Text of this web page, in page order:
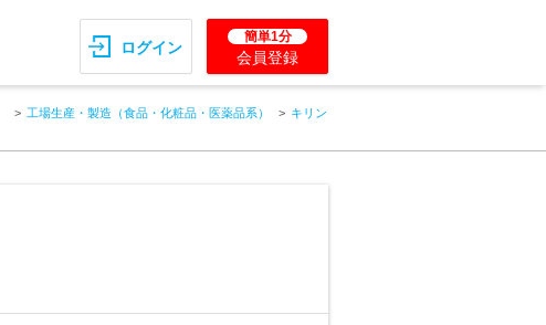
ログイン
簡単1分
会員登録
工場生産・製造（食品・化粧品・医薬品系）
キリン